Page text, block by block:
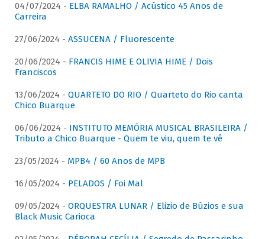
04/07/2024 - ELBA RAMALHO / Acústico 45 Anos de
Carreira
27/06/2024 - ASSUCENA / Fluorescente
20/06/2024 - FRANCIS HIME E OLIVIA HIME / Dois
Franciscos
13/06/2024 - QUARTETO DO RIO / Quarteto do Rio canta
Chico Buarque
06/06/2024 - INSTITUTO MEMÓRIA MUSICAL BRASILEIRA /
Tributo a Chico Buarque - Quem te viu, quem te vê
23/05/2024 - MPB4 / 60 Anos de MPB
16/05/2024 - PELADOS / Foi Mal
09/05/2024 - ORQUESTRA LUNAR / Elizio de Búzios e sua
Black Music Carioca